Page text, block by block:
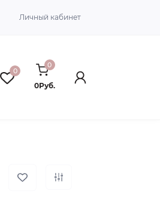
Личный кабинет
0
0
0Руб.